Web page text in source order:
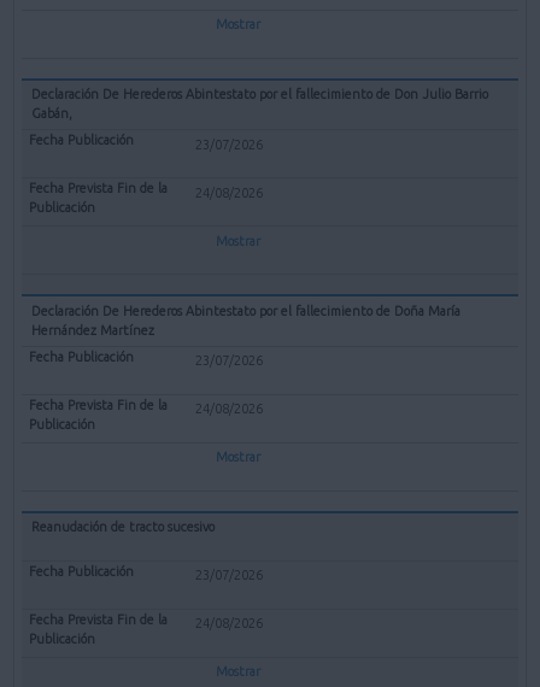
Mostrar
Declaración De Herederos Abintestato por el fallecimiento de Don Julio Barrio
Gabán,
23/07/2026
24/08/2026
Mostrar
Declaración De Herederos Abintestato por el fallecimiento de Doña María
Hernández Martínez
23/07/2026
24/08/2026
Mostrar
Reanudación de tracto sucesivo
23/07/2026
24/08/2026
Mostrar